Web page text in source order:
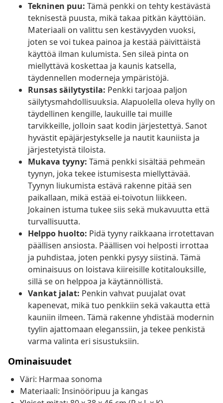
Tekninen puu: Tämä penkki on tehty kestävästä
teknisestä puusta, mikä takaa pitkän käyttöiän.
Materiaali on valittu sen kestävyyden vuoksi,
joten se voi tukea painoa ja kestää päivittäistä
käyttöä ilman kulumista. Sen sileä pinta on
miellyttävä koskettaa ja kaunis katsella,
täydennellen moderneja ympäristöjä.
Runsas säilytystila: Penkki tarjoaa paljon
säilytysmahdollisuuksia. Alapuolella oleva hylly on
täydellinen kengille, laukuille tai muille
tarvikkeille, jolloin saat kodin järjestettyä. Sanot
hyvästit epäjärjestykselle ja nautit kauniista ja
järjestetyistä tiloista.
Mukava tyyny: Tämä penkki sisältää pehmeän
tyynyn, joka tekee istumisesta miellyttävää.
Tyynyn liukumista estävä rakenne pitää sen
paikallaan, mikä estää ei-toivotun liikkeen.
Jokainen istuma tukee siis sekä mukavuutta että
turvallisuutta.
Helppo huolto: Pidä tyyny raikkaana irrotettavan
päällisen ansiosta. Päällisen voi helposti irrottaa
ja puhdistaa, joten penkki pysyy siistinä. Tämä
ominaisuus on loistava kiireisille kotitalouksille,
sillä se on helppoa ja käytännöllistä.
Vankat jalat: Penkin vahvat puujalat ovat
kapenevat, mikä tuo penkkiin sekä vakautta että
kauniin ilmeen. Tämä rakenne yhdistää modernin
tyylin ajattomaan eleganssiin, ja tekee penkistä
varma valinta eri sisustuksiin.
Ominaisuudet
Väri: Harmaa sonoma
Materiaali: Insinööripuu ja kangas